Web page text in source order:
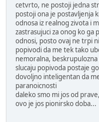
cetvrto, ne postoji jedna
postoji ona je postavljenja
odnosa iz realnog zivota i
zastrasujuci za onog ko ga
odnosi, posto ovaj ne trpi
popivodi da me tek tako
nemoralna,
slucaju popivoda postaje
dovoljno inteligentan da
paranoicnosti
daleko smo mi jos od
ovo je jos pionirsko doba...